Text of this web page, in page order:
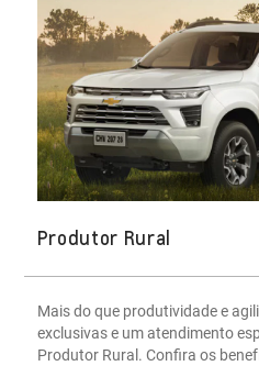
Produtor Rural
Mais do que produtividade e
exclusivas e um atendimento
Produtor Rural. Confira os